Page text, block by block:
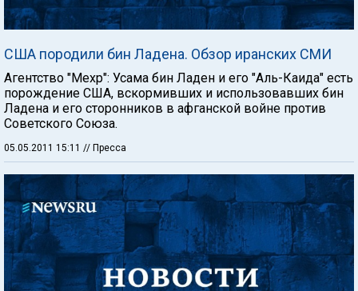
США породили бин Ладена. Обзор иранских СМИ
Агентство "Мехр": Усама бин Ладен и его "Аль-Каида" есть
порождение США, вскормивших и использовавших бин
Ладена и его сторонников в афганской войне против
Советского Союза.
05.05.2011 15:11 // Пресса